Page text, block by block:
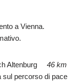
a Vienna.
Altenburg 46 km
sul percorso di pace